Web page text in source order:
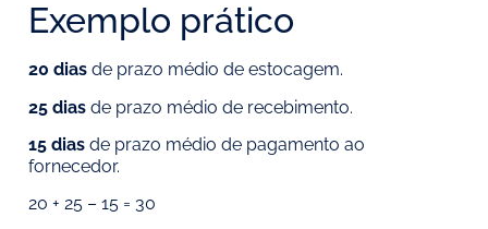
Exemplo prático
20 dias de prazo médio de estocagem.
25 dias de prazo médio de recebimento.
15 dias de prazo médio de pagamento ao
fornecedor.
20 + 25 – 15 = 30